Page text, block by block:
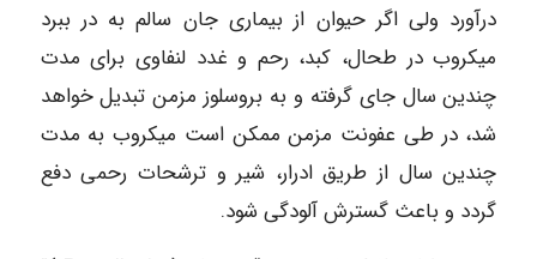
درآورد ولی اگر حیوان از بیماری جان سالم به در ببرد
میکروب در طحال، کبد، رحم و غدد لنفاوی برای مدت
چندین سال جای گرفته و به بروسلوز مزمن تبدیل خواهد
شد، در طی عفونت مزمن ممکن است میکروب به مدت
چندین سال از طریق ادرار، شیر و ترشحات رحمی دفع
گردد و باعث گسترش آلودگی شود.